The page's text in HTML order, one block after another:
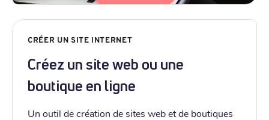
CRÉER UN SITE INTERNET
Créez un site web ou une
boutique en ligne
Un outil de création de sites web et de boutiques